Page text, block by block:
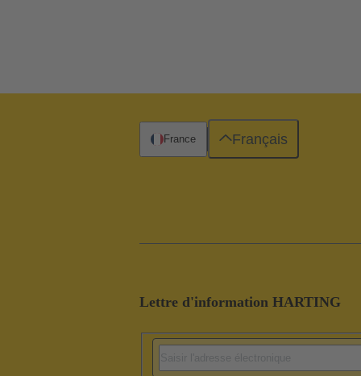
Lettre d'information HARTING
France Français